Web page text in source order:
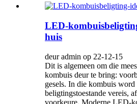
LED-
huis
deur admin op 22-12-15
Dit is algemeen om die
kombuis deur te bring:
gesels. In die kombuis
beligtingstoestande vereis,
voorkeure. Moderne LED-